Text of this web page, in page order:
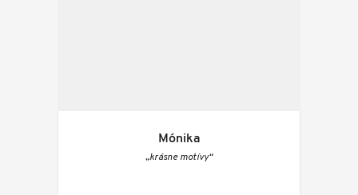
Mónika
„krásne motívy“